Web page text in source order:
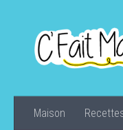
Maison